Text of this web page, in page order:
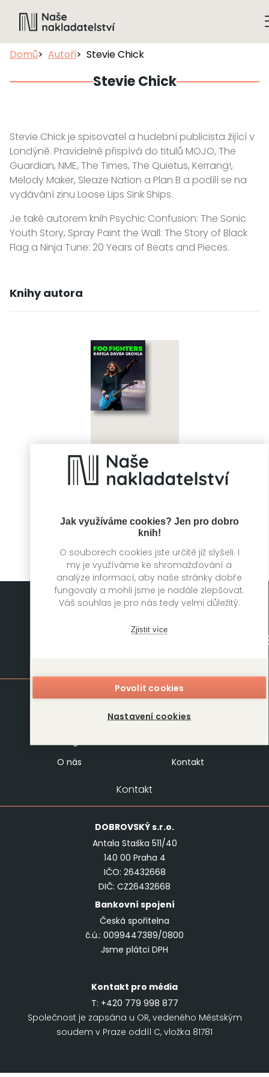
Jak využíváme cookies? Jen pro dobro
knih!
O souborech cookies jste určitě již slyšeli. I
my je využíváme ke shromažďování a
analýze informací, aby naše stránky dobře
fungovaly a mohli jsme je nadále zlepšovat.
Váš souhlas je pro nás tedy velmi důležitý.
Zjistit více
Povolit cookies
Nastavení cookies
Domů Autoři Stevie Chick
Stevie Chick
Stevie Chick je spisovatel a hudební publicista žijící v
Londýně. Pravidelně přispívá do titulů MOJO, The
Guardian, NME, The Times, The Quietus, Kerrang!,
Melody Maker, Sleaze Nation a Plan B a podílí se na
vydávání zinu Loose Lips Sink Ships.
Je také autorem knih Psychic Confusion: The Sonic
Youth Story, Spray Paint the Wall: The Story of Black
Flag a Ninja Tune: 20 Years of Beats and Pieces.
Knihy autora
Foo Fighters
Knihy
Autoři
Foreign Rights
O nás
Kontakt
Kontakt
DOBROVSKÝs.r.o.
Antala Staška 511/40
140 00 Praha 4
IČO: 26432668
DIČ: CZ26432668
Bankovní spojení
Česká spořitelna
č.ú.: 0099447389/0800
Jsme plátci DPH
Kontakt pro média
T: +420 779 998 877
Společnost je zapsána u OR, vedeného Městským
soudem v Praze oddíl C, vložka 81781